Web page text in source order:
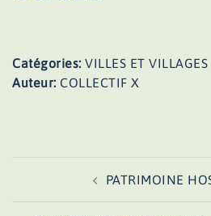
Catégories: VILLES ET VILLAGES
Auteur: COLLECTIF X
PATRIMOINE